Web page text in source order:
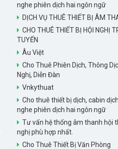
nghe phiên dịch hai ngôn ngữ
DỊCH VỤ THUÊ THIẾT BỊ ÂM
CHO THUÊ THIẾT BỊ HỘI NGHỊ
TUYẾN
Âu Việt
Cho Thuê Phiên Dịch, Thông
Nghị, Diễn Đàn
Vnkythuat
Cho thuê thiết bị dịch, cabin
nghe phiên dịch hai ngôn ngữ
Tư vấn hệ thống âm thanh hội
nghị phù hợp nhất.
Cho Thuê Thiết Bị Văn Phòng